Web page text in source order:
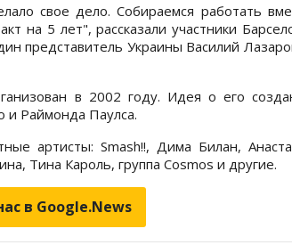
свое дело. Собираемся работать
на 5 лет", рассказали участники
представитель Украины Василий
в 2002 году. Идея о его
и Раймонда Паулса.
артисты: Smash!!, Дима Билан,
Тина Кароль, группа Cosmos и другие.
в Google.News